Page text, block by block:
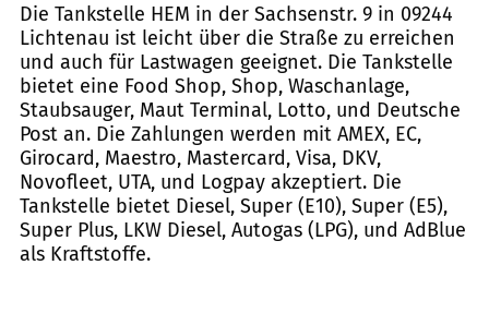
Die Tankstelle HEM in der Sachsenstr. 9 in 09244
Lichtenau ist leicht über die Straße zu erreichen
und auch für Lastwagen geeignet. Die Tankstelle
bietet eine Food Shop, Shop, Waschanlage,
Staubsauger, Maut Terminal, Lotto, und Deutsche
Post an. Die Zahlungen werden mit AMEX, EC,
Girocard, Maestro, Mastercard, Visa, DKV,
Novofleet, UTA, und Logpay akzeptiert. Die
Tankstelle bietet Diesel, Super (E10), Super (E5),
Super Plus, LKW Diesel, Autogas (LPG), und AdBlue
als Kraftstoffe.